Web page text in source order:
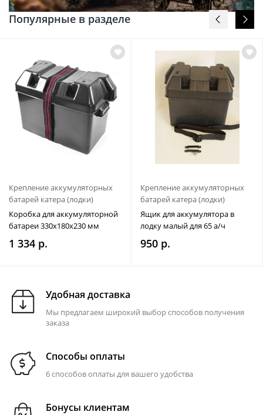
Популярные в разделе
Крепление аккумуляторных
батарей катера (лодки)
Коробка для аккумуляторной
батареи 330х180х230 мм
1 334 р.
Крепление аккумуляторных
батарей катера (лодки)
Ящик для аккумулятора в
лодку малый для 65 а/ч
950 р.
Удобная доставка
Мы предлагаем широкий выбор способов получения
заказа
Способы оплаты
6 способов оплаты для вашего удобства
Бонусы клиентам